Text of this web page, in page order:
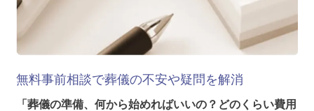
無料事前相談で葬儀の不安や疑問を解消
「葬儀の準備、何から始めればいいの？どのくらい費用